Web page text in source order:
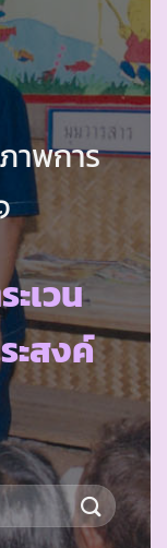
าพการ
ะเวน
ะสงค์